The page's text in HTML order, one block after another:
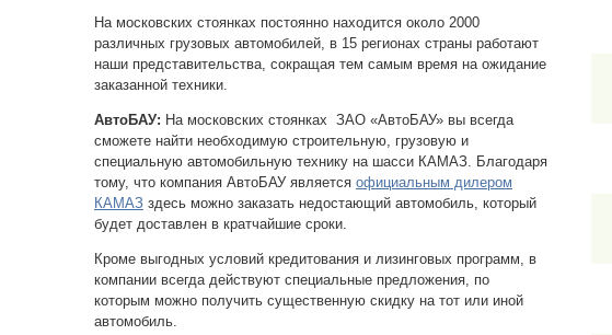
На московских стоянках постоянно находится около 2000
различных грузовых автомобилей, в 15 регионах страны работают
наши представительства, сокращая тем самым время на ожидание
заказанной техники.
АвтоБАУ: На московских стоянках ЗАО «АвтоБАУ» вы всегда
сможете найти необходимую строительную, грузовую и
специальную автомобильную технику на шасси КАМАЗ. Благодаря
тому, что компания АвтоБАУ является официальным дилером
КАМАЗ здесь можно заказать недостающий автомобиль, который
будет доставлен в кратчайшие сроки.
Кроме выгодных условий кредитования и лизинговых программ, в
компании всегда действуют специальные предложения, по
которым можно получить существенную скидку на тот или иной
автомобиль.